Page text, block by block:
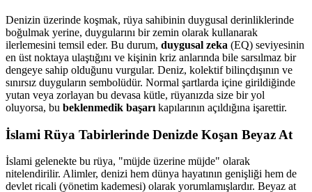
Denizin üzerinde koşmak, rüya sahibinin duygusal derinliklerinde
boğulmak yerine, duygularını bir zemin olarak kullanarak
ilerlemesini temsil eder. Bu durum, duygusal zeka (EQ) seviyesinin
en üst noktaya ulaştığını ve kişinin kriz anlarında bile sarsılmaz bir
dengeye sahip olduğunu vurgular. Deniz, kolektif bilinçdışının ve
sınırsız duyguların sembolüdür. Normal şartlarda içine girildiğinde
yutan veya zorlayan bu devasa kütle, rüyanızda size bir yol
oluyorsa, bu beklenmedik başarı kapılarının açıldığına işarettir.
İslami Rüya Tabirlerinde Denizde Koşan Beyaz At
İslami gelenekte bu rüya, "müjde üzerine müjde" olarak
nitelendirilir. Alimler, denizi hem dünya hayatının genişliği hem de
devlet ricali (yönetim kademesi) olarak yorumlamışlardır. Beyaz at